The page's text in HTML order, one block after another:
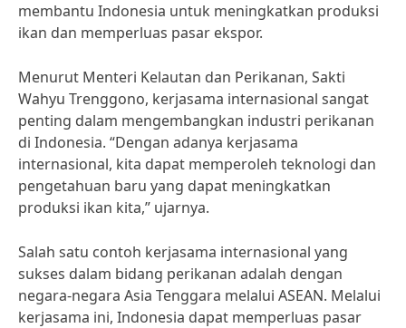
membantu Indonesia untuk meningkatkan produksi
ikan dan memperluas pasar ekspor.
Menurut Menteri Kelautan dan Perikanan, Sakti
Wahyu Trenggono, kerjasama internasional sangat
penting dalam mengembangkan industri perikanan
di Indonesia. “Dengan adanya kerjasama
internasional, kita dapat memperoleh teknologi dan
pengetahuan baru yang dapat meningkatkan
produksi ikan kita,” ujarnya.
Salah satu contoh kerjasama internasional yang
sukses dalam bidang perikanan adalah dengan
negara-negara Asia Tenggara melalui ASEAN. Melalui
kerjasama ini, Indonesia dapat memperluas pasar